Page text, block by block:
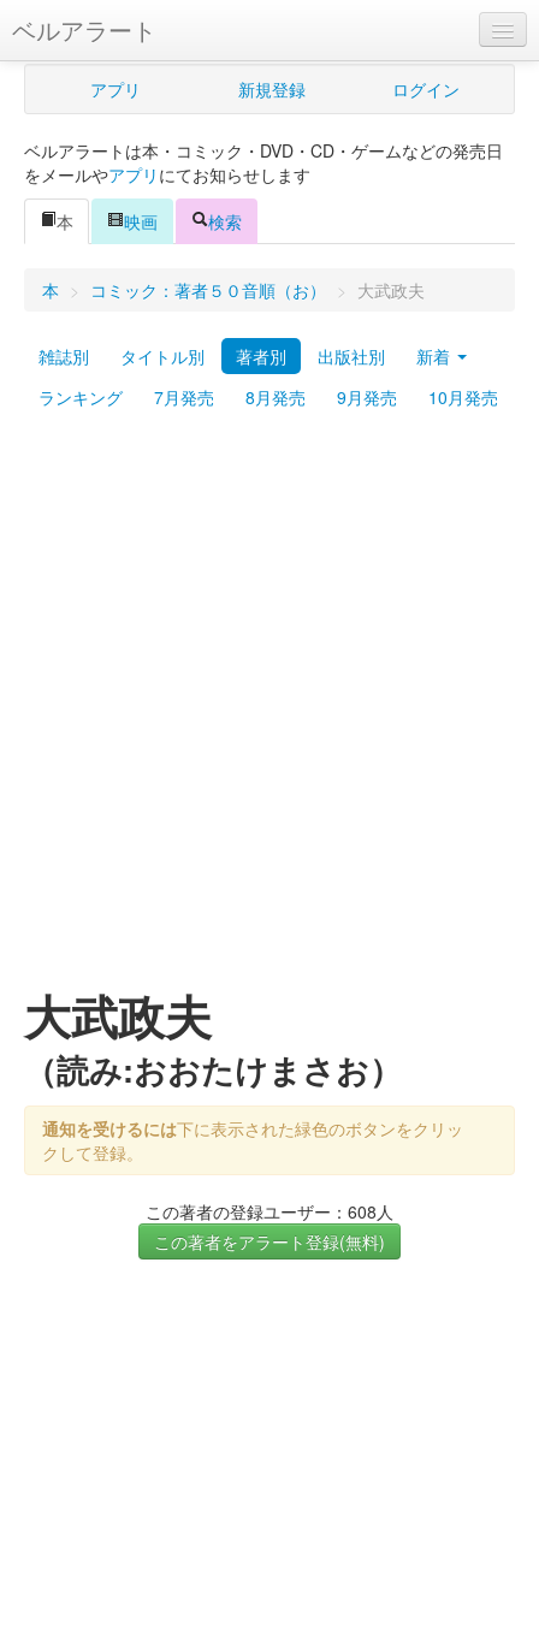
ベルアラート
ベルアラートとは
新規登録
ログイン
Myシェルフ
プレミアム
アプリ 新規登録 ログイン
ベルアラートは本・コミック・DVD・CD・ゲームなどの発売日
をメールやアプリ にてお知らせします
本
映画 検索
本 > コミック：著者５０音順（お） > 大武政夫
雑誌別 タイトル別 著者別 出版社別
新着
ランキング
7月発売 8月発売 9月発売 10月発売
大武政夫
（読み:おおたけまさお）
通知を受けるには下に表示された緑色のボタンをクリッ
クして登録。
この著者の登録ユーザー：608人
この著者をアラート登録(無料)